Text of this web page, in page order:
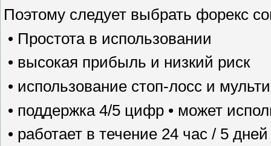
Поэтому следует выбрать форекс
• Простота в использовании
• высокая прибыль и низкий риск
• использование стоп-лосс и
• поддержка 4/5 цифр • может
• работает в течение 24 час / 5